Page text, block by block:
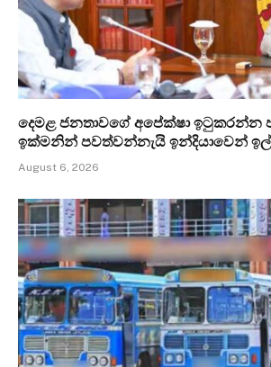
දෙමළ ජනතාවගේ අපේක්ෂා ඉටුකරන්න
ඉක්මනින් පවත්වන්නැයි ඉන්දියාවෙන්
August 6, 2026